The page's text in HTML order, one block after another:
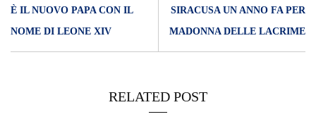
È IL NUOVO PAPA CON IL
NOME DI LEONE XIV
SIRACUSA UN ANNO FA PER
MADONNA DELLE LACRIME
RELATED POST